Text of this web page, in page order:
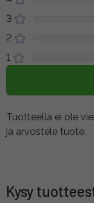
3
2
1
Tuotteella ei ole
ja arvostele tuote.
Kysy